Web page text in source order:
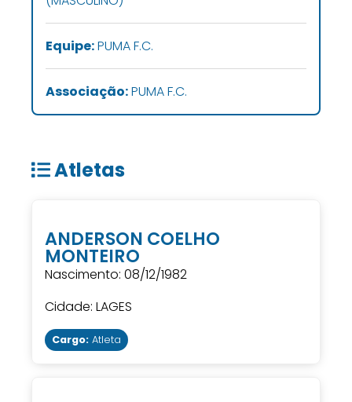
Atletas
ANDERSON COELHO
MONTEIRO
Nascimento: 08/12/1982
Cidade: LAGES
Cargo: Atleta
Equipe:PUMA F.C.
Associação:PUMA F.C.